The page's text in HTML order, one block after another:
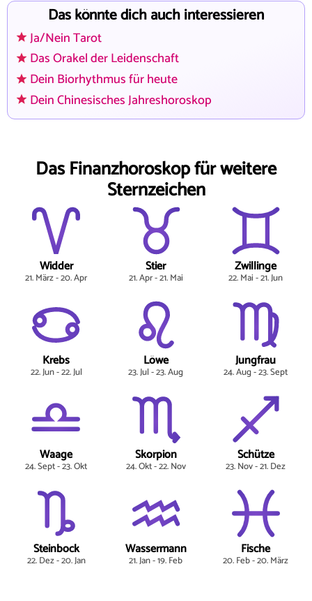
Das könnte dich auch interessieren
Ja/Nein Tarot
Das Orakel der Leidenschaft
Dein Biorhythmus für heute
Dein Chinesisches Jahreshoroskop
Das Finanzhoroskop für weitere
Sternzeichen
Widder
21. März - 20. Apr
Stier
21. Apr - 21. Mai
Zwillinge
22. Mai - 21. Jun
Krebs
22. Jun - 22. Jul
Löwe
23. Jul - 23. Aug
Jungfrau
24. Aug - 23. Sept
Waage
24. Sept - 23. Okt
Skorpion
24. Okt - 22. Nov
Schütze
23. Nov - 21. Dez
Steinbock
22. Dez - 20. Jan
Wassermann
21. Jan - 19. Feb
Fische
20. Feb - 20. März